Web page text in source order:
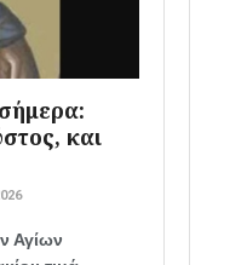
και
Αγίων